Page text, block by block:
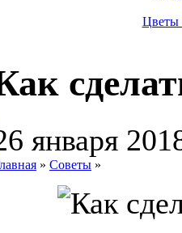
Цветы
января
» Советы »